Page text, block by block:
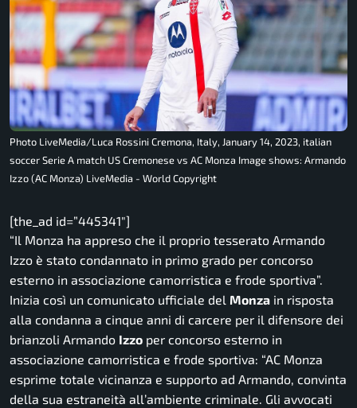
Photo LiveMedia/Luca Rossini Cremona, Italy, January 14, 2023, italian
soccer Serie A match US Cremonese vs AC Monza Image shows: Armando
Izzo (AC Monza) LiveMedia - World Copyright
[the_ad id=”445341″]
“Il Monza ha appreso che il proprio tesserato Armando
Izzo è stato condannato in primo grado per concorso
esterno in associazione camorristica e frode sportiva”.
Inizia così un comunicato ufficiale del Monza in risposta
alla condanna a cinque anni di carcere per il difensore dei
brianzoli Armando Izzo per concorso esterno in
associazione camorristica e frode sportiva: “AC Monza
esprime totale vicinanza e supporto ad Armando, convinta
della sua estraneità all’ambiente criminale. Gli avvocati